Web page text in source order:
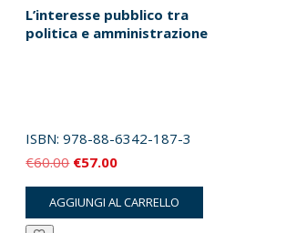
L’interesse pubblico tra
politica e amministrazione
ISBN:978-88-6342-187-3
€60.00 Il
prezzo
originale
€57.00Il
prezzo
attuale
AGGIUNGI AL CARRELLO